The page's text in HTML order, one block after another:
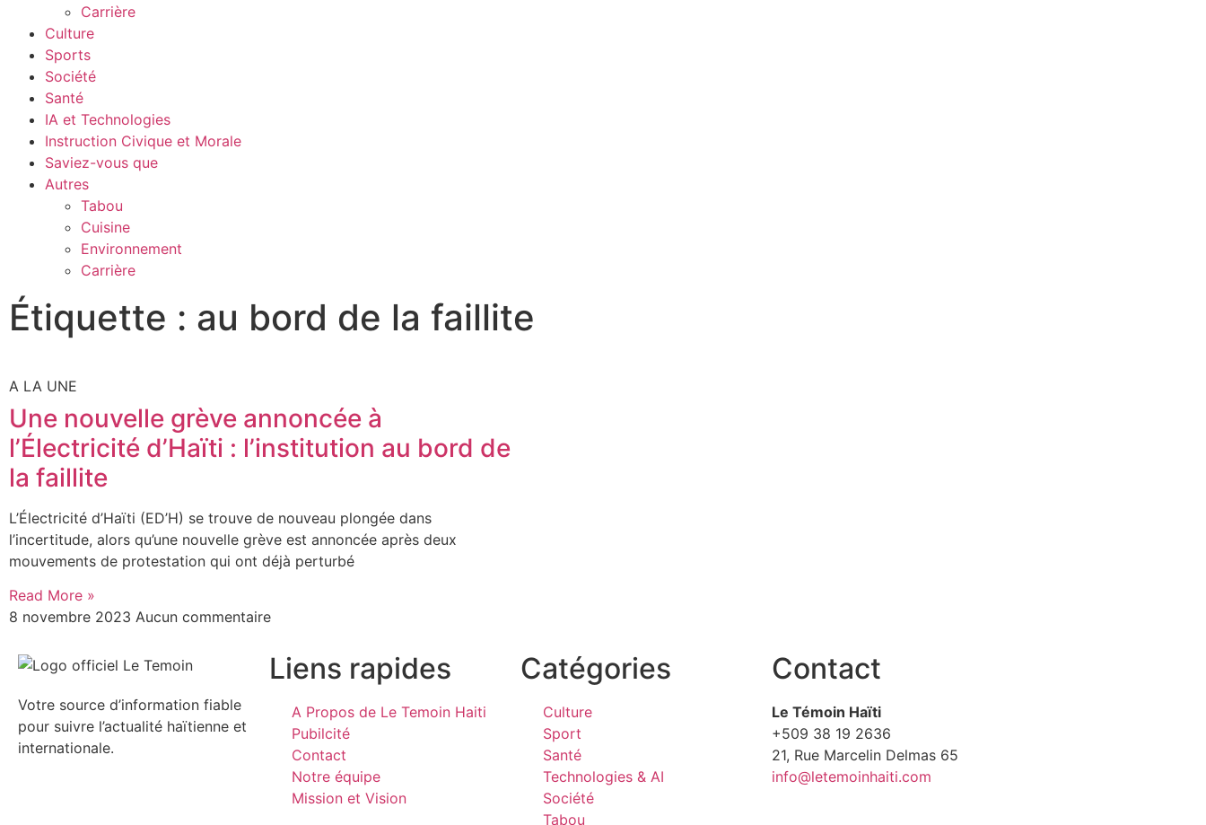
Carrière
Culture
Sports
Société
Santé
IA et Technologies
Instruction Civique et Morale
Saviez-vous que
Autres
Tabou
Cuisine
Environnement
Carrière
Étiquette : au bord de la faillite
A LA UNE
Une nouvelle grève annoncée à
l’Électricité d’Haïti : l’institution au bord de
la faillite
L’Électricité d’Haïti (ED’H) se trouve de nouveau plongée dans
l’incertitude, alors qu’une nouvelle grève est annoncée après deux
mouvements de protestation qui ont déjà perturbé
Read More »
8 novembre 2023 Aucun commentaire
Votre source d’information fiable
pour suivre l’actualité haïtienne et
internationale.
Liens rapides
A Propos de Le Temoin Haiti
Pubilcité
Contact
Notre équipe
Mission et Vision
Catégories
Culture
Sport
Santé
Technologies & AI
Société
Tabou
Contact
Le Témoin Haïti
+509 38 19 2636
21, Rue Marcelin Delmas 65
info@letemoinhaiti.com